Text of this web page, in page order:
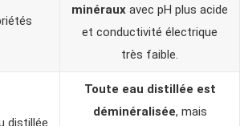
minéraux avec pH plus acide
et conductivité électrique
très faible.
distillée
Toute eau distillée est
déminéralisée, mais